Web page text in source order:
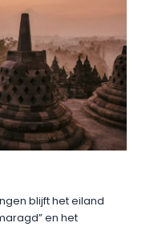
blijft het eiland
en het